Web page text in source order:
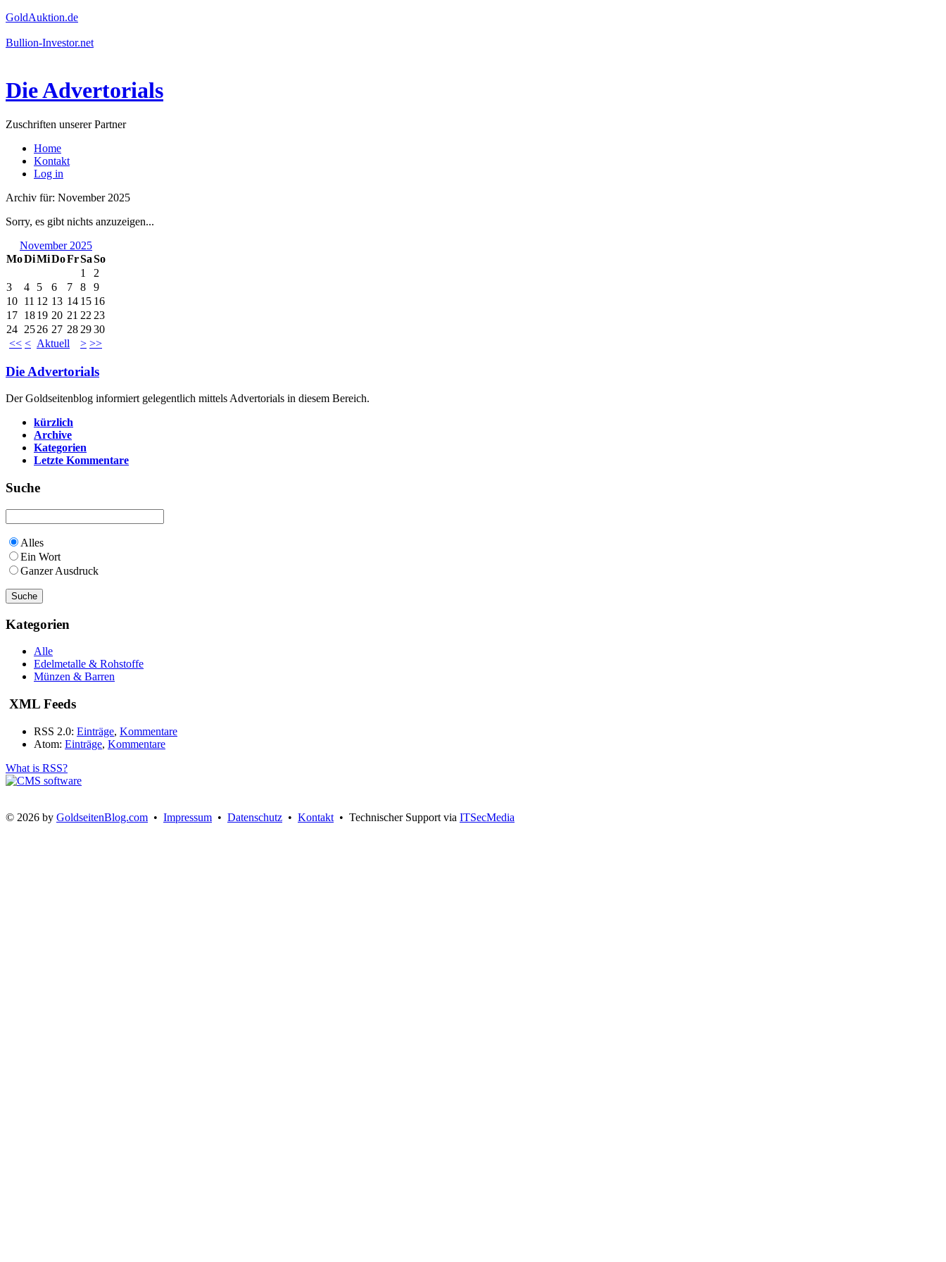
GoldAuktion.de
Bullion-Investor.net
Die Advertorials
Zuschriften unserer Partner
Home
Kontakt
Log in
Archiv für: November 2025
Sorry, es gibt nichts anzuzeigen...
November 2025
MoDiMiDoFrSaSo
<< < Aktuell > >>
1
2
3
4 5 6 7 8
9
10 11 12 13 14 15 16
17 1819 20 21 22 23
24 2526 27 28 2930
Die Advertorials
Der Goldseitenblog informiert gelegentlich mittels Advertorials in diesem Bereich.
kürzlich
Archive
Kategorien
Letzte Kommentare
Suche
Alles
Ein Wort
Ganzer Ausdruck
Kategorien
Alle
Edelmetalle & Rohstoffe
Münzen & Barren
XML Feeds
RSS 2.0: Einträge, Kommentare
Atom: Einträge, Kommentare
What is RSS?
© 2026 by GoldseitenBlog.com • Impressum • Datenschutz • Kontakt • Technischer Support via ITSecMedia